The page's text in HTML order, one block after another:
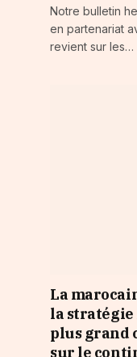
Notre bulletin
en partenariat
revient sur les…
La
la stratégie
plus grand
sur le